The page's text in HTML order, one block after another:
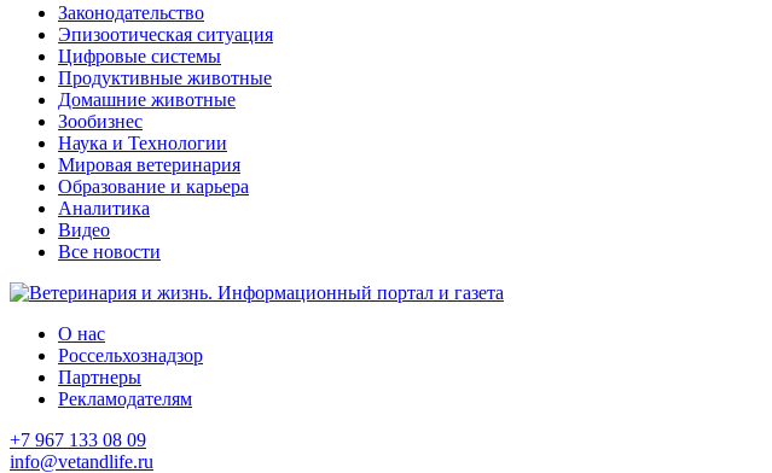
Законодательство
Эпизоотическая ситуация
Цифровые системы
Продуктивные животные
Домашние животные
Зообизнес
Наука и Технологии
Мировая ветеринария
Образование и карьера
Аналитика
Видео
Все новости
О нас
Россельхознадзор
Партнеры
Рекламодателям
+7 967 133 08 09
info@vetandlife.ru